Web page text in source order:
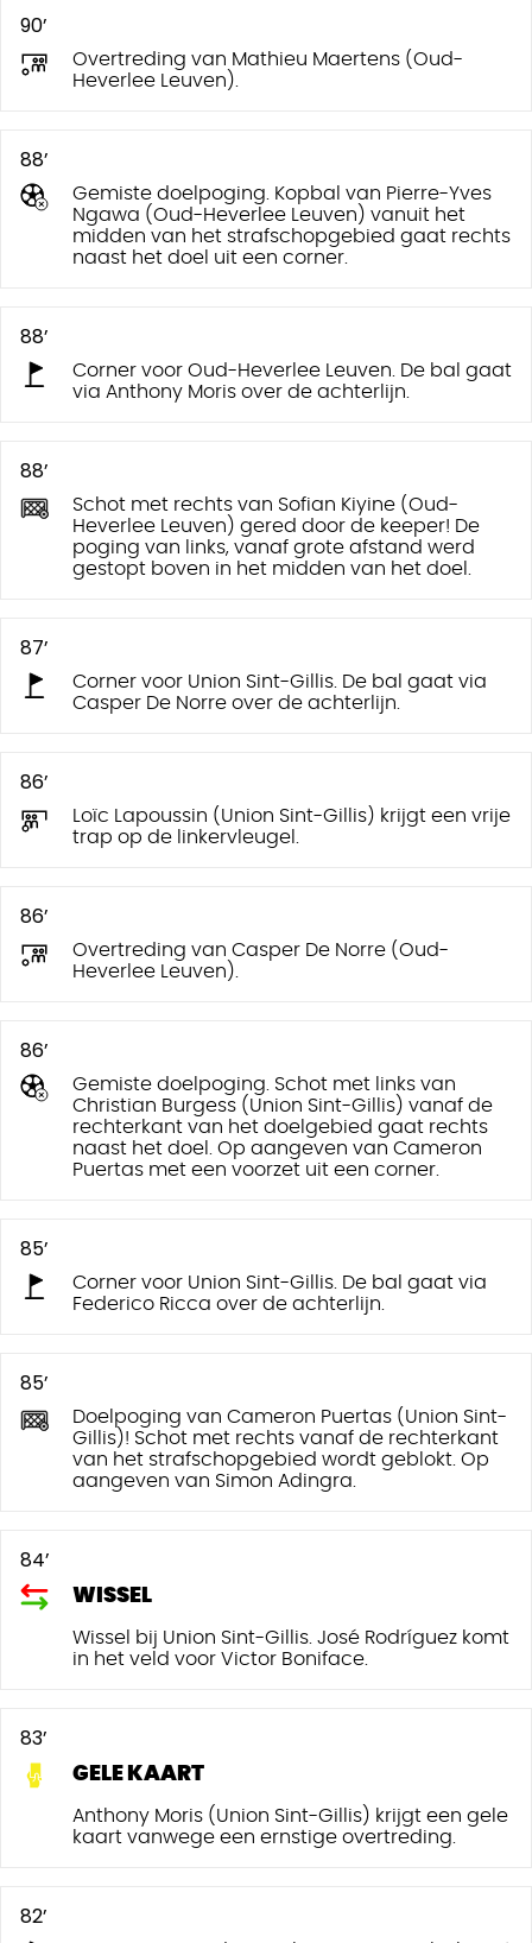
90’
Overtreding van Mathieu Maertens (Oud-
Heverlee Leuven).
88’
Gemiste doelpoging. Kopbal van Pierre-Yves
Ngawa (Oud-Heverlee Leuven) vanuit het
midden van het strafschopgebied gaat rechts
naast het doel uit een corner.
88’
Corner voor Oud-Heverlee Leuven. De bal gaat
via Anthony Moris over de achterlijn.
88’
Schot met rechts van Sofian Kiyine (Oud-
Heverlee Leuven) gered door de keeper! De
poging van links, vanaf grote afstand werd
gestopt boven in het midden van het doel.
87’
Corner voor Union Sint-Gillis. De bal gaat via
Casper De Norre over de achterlijn.
86’
Loïc Lapoussin (Union Sint-Gillis) krijgt een vrije
trap op de linkervleugel.
86’
Overtreding van Casper De Norre (Oud-
Heverlee Leuven).
86’
Gemiste doelpoging. Schot met links van
Christian Burgess (Union Sint-Gillis) vanaf de
rechterkant van het doelgebied gaat rechts
naast het doel. Op aangeven van Cameron
Puertas met een voorzet uit een corner.
85’
Corner voor Union Sint-Gillis. De bal gaat via
Federico Ricca over de achterlijn.
85’
Doelpoging van Cameron Puertas (Union Sint-
Gillis)! Schot met rechts vanaf de rechterkant
van het strafschopgebied wordt geblokt. Op
aangeven van Simon Adingra.
84’
WISSEL
Wissel bij Union Sint-Gillis. José Rodríguez komt
in het veld voor Victor Boniface.
83’
GELE KAART
Anthony Moris (Union Sint-Gillis) krijgt een gele
kaart vanwege een ernstige overtreding.
82’